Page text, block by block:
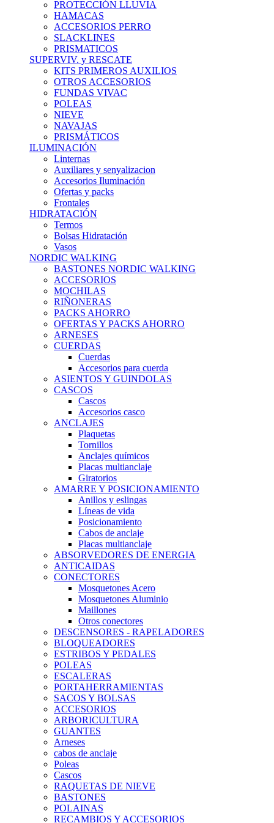
PROTECCIÓN LLUVIA
HAMACAS
ACCESORIOS PERRO
SLACKLINES
PRISMATICOS
SUPERVIV. y RESCATE
KITS PRIMEROS AUXILIOS
OTROS ACCESORIOS
FUNDAS VIVAC
POLEAS
NIEVE
NAVAJAS
PRISMÁTICOS
ILUMINACIÓN
Linternas
Auxiliares y senyalizacion
Accesorios Iluminación
Ofertas y packs
Frontales
HIDRATACIÓN
Termos
Bolsas Hidratación
Vasos
NORDIC WALKING
BASTONES NORDIC WALKING
ACCESORIOS
MOCHILAS
RIÑONERAS
PACKS AHORRO
OFERTAS Y PACKS AHORRO
ARNESES
CUERDAS
Cuerdas
Accesorios para cuerda
ASIENTOS Y GUINDOLAS
CASCOS
Cascos
Accesorios casco
ANCLAJES
Plaquetas
Tornillos
Anclajes químicos
Placas multianclaje
Giratorios
AMARRE Y POSICIONAMIENTO
Anillos y eslingas
Líneas de vida
Posicionamiento
Cabos de anclaje
Placas multianclaje
ABSORVEDORES DE ENERGIA
ANTICAIDAS
CONECTORES
Mosquetones Acero
Mosquetones Aluminio
Maillones
Otros conectores
DESCENSORES - RAPELADORES
BLOQUEADORES
ESTRIBOS Y PEDALES
POLEAS
ESCALERAS
PORTAHERRAMIENTAS
SACOS Y BOLSAS
ACCESORIOS
ARBORICULTURA
GUANTES
Arneses
cabos de anclaje
Poleas
Cascos
RAQUETAS DE NIEVE
BASTONES
POLAINAS
RECAMBIOS Y ACCESORIOS